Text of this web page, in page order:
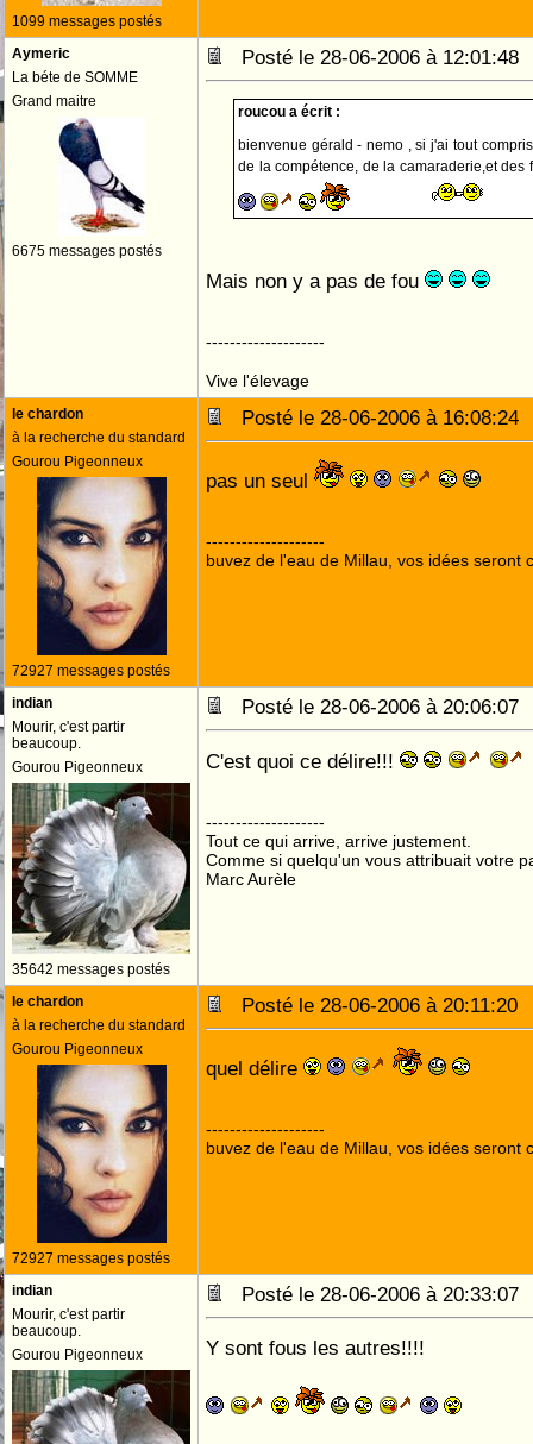
1099 messages postés
Aymeric
La béte de SOMME
Grand maitre
6675 messages postés
Posté le 28-06-2006 à
roucou a écrit :
bienvenue gérald - nemo , si j'ai tout
de la compétence, de la camaraderie,et des
Mais non y a pas de fou
--------------------
Vive l'élevage
le chardon
à la recherche du standard
Gourou Pigeonneux
72927 messages postés
Posté le 28-06-2006 à
pas un seul
--------------------
buvez de l'eau de Millau, vos idées seront
indian
Mourir, c'est partir
beaucoup.
Gourou Pigeonneux
35642 messages postés
Posté le 28-06-2006 à
C'est quoi ce délire!!!
--------------------
Tout ce qui arrive, arrive justement.
Comme si quelqu'un vous attribuait votre
Marc Aurèle
le chardon
à la recherche du standard
Gourou Pigeonneux
72927 messages postés
Posté le 28-06-2006 à
quel délire
--------------------
buvez de l'eau de Millau, vos idées seront
indian
Mourir, c'est partir
beaucoup.
Gourou Pigeonneux
Posté le 28-06-2006 à
Y sont fous les autres!!!!